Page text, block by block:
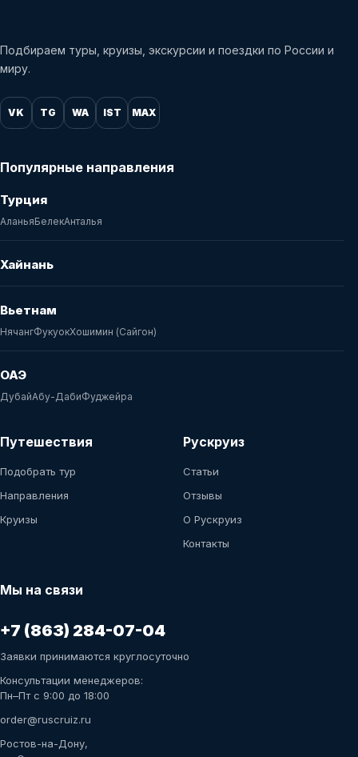
Подбираем туры, круизы, экскурсии и поездки по России и
миру.
VK TG WA IST MAX
Популярные направления
Турция
АланьяБелекАнталья
Хайнань
Вьетнам
НячангФукуокХошимин (Сайгон)
ОАЭ
ДубайАбу-ДабиФуджейра
Путешествия
Подобрать тур
Направления
Круизы
Рускруиз
Статьи
Отзывы
О Рускруиз
Контакты
Мы на связи
+7 (863) 284-07-04
Заявки принимаются круглосуточно
Консультации менеджеров:
Пн–Пт с 9:00 до 18:00
order@ruscruiz.ru
Ростов-на-Дону,